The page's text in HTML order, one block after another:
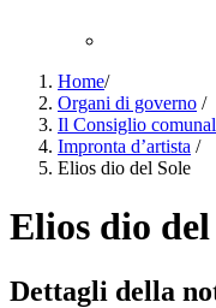
Home/
Organi di governo /
Il Consiglio
Impronta d’artista /
Elios dio del Sole
Elios dio del
Dettagli della